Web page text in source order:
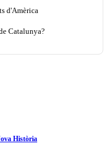
d'Amèrica
Catalunya?
Història